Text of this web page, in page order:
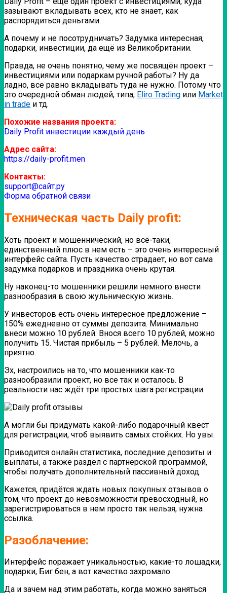
зазывают вкладывать всех, кто не знает, как
распорядиться деньгами.
А почему и не посотрудничать? Задумка интересная,
подарки, инвестиции, да ещё из Великобритании.
Правда, не очень понятно, чему же посвящён проект –
инвестициями или подаркам ручной работы? Ну да
ладно, все равно вкладывать туда не нужно. Потому что
это очередной обман людей, типа, Eliro Trading или Market
in trade и тд.
Похожие названия проекта:
Daily Profit инвестиции каждый день
Адрес сайта:
https://daily-profit.men
Контакты:
support@сайт.ру
Форма обратной связи
Техническая часть Daily profit:
Хоть проект и мошеннический, но всё-таки,
единственный плюс в нем есть – это очень интересный
интерфейс сайта. Пусть качество страдает, но вот сама
задумка подарков и праздника очень крутая.
Ну наконец-то мошенники решили немного внести
разнообразия в свою жульническую жизнь.
У инвесторов есть очень интересное предложение –
150% ежедневно от суммы депозита. Минимально
внеси можно 10 рублей. Внося всего 10 рублей, можно
получить 15. Чистая прибыль – 5 рублей. Мелочь, а
приятно.
Эх, настроились на то, что мошенники как-то
разнообразили проект, но все так и осталось. В
реальности нас ждёт три простых шага регистрации.
А могли бы придумать какой-либо подарочный квест
для регистрации, чтоб выявить самых стойких. Но увы.
Приводится онлайн статистика, последние депозиты и
выплаты, а также раздел с партнерской программой,
чтобы получать дополнительный пассивный доход.
Кажется, придётся ждать новых покупных отзывов о
том, что проект до невозможности превосходный, но
зарегистрироваться в нем просто так нельзя, нужна
ссылка.
Разоблачение:
Интерфейс поражает уникальностью, какие-то лошадки,
подарки, Биг бен, а вот качество захромало.
Да и зачем над этим работать, когда можно заняться